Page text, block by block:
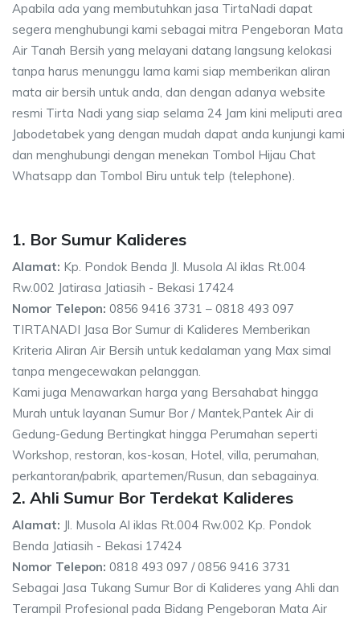
Apabila ada yang membutuhkan jasa TirtaNadi dapat
segera menghubungi kami sebagai mitra Pengeboran Mata
Air Tanah Bersih yang melayani datang langsung kelokasi
tanpa harus menunggu lama kami siap memberikan aliran
mata air bersih untuk anda, dan dengan adanya website
resmi Tirta Nadi yang siap selama 24 Jam kini meliputi area
Jabodetabek yang dengan mudah dapat anda kunjungi kami
dan menghubungi dengan menekan Tombol Hijau Chat
Whatsapp dan Tombol Biru untuk telp (telephone).
1. Bor Sumur Kalideres
Alamat: Kp. Pondok Benda Jl. Musola Al iklas Rt.004
Rw.002 Jatirasa Jatiasih - Bekasi 17424
Nomor Telepon: 0856 9416 3731 – 0818 493 097
TIRTANADI Jasa Bor Sumur di Kalideres Memberikan
Kriteria Aliran Air Bersih untuk kedalaman yang Max simal
tanpa mengecewakan pelanggan.
Kami juga Menawarkan harga yang Bersahabat hingga
Murah untuk layanan Sumur Bor / Mantek,Pantek Air di
Gedung-Gedung Bertingkat hingga Perumahan seperti
Workshop, restoran, kos-kosan, Hotel, villa, perumahan,
perkantoran/pabrik, apartemen/Rusun, dan sebagainya.
2. Ahli Sumur Bor Terdekat Kalideres
Alamat: Jl. Musola Al iklas Rt.004 Rw.002 Kp. Pondok
Benda Jatiasih - Bekasi 17424
Nomor Telepon: 0818 493 097 / 0856 9416 3731
Sebagai Jasa Tukang Sumur Bor di Kalideres yang Ahli dan
Terampil Profesional pada Bidang Pengeboran Mata Air